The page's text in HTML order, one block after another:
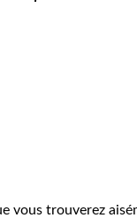
vous trouverez